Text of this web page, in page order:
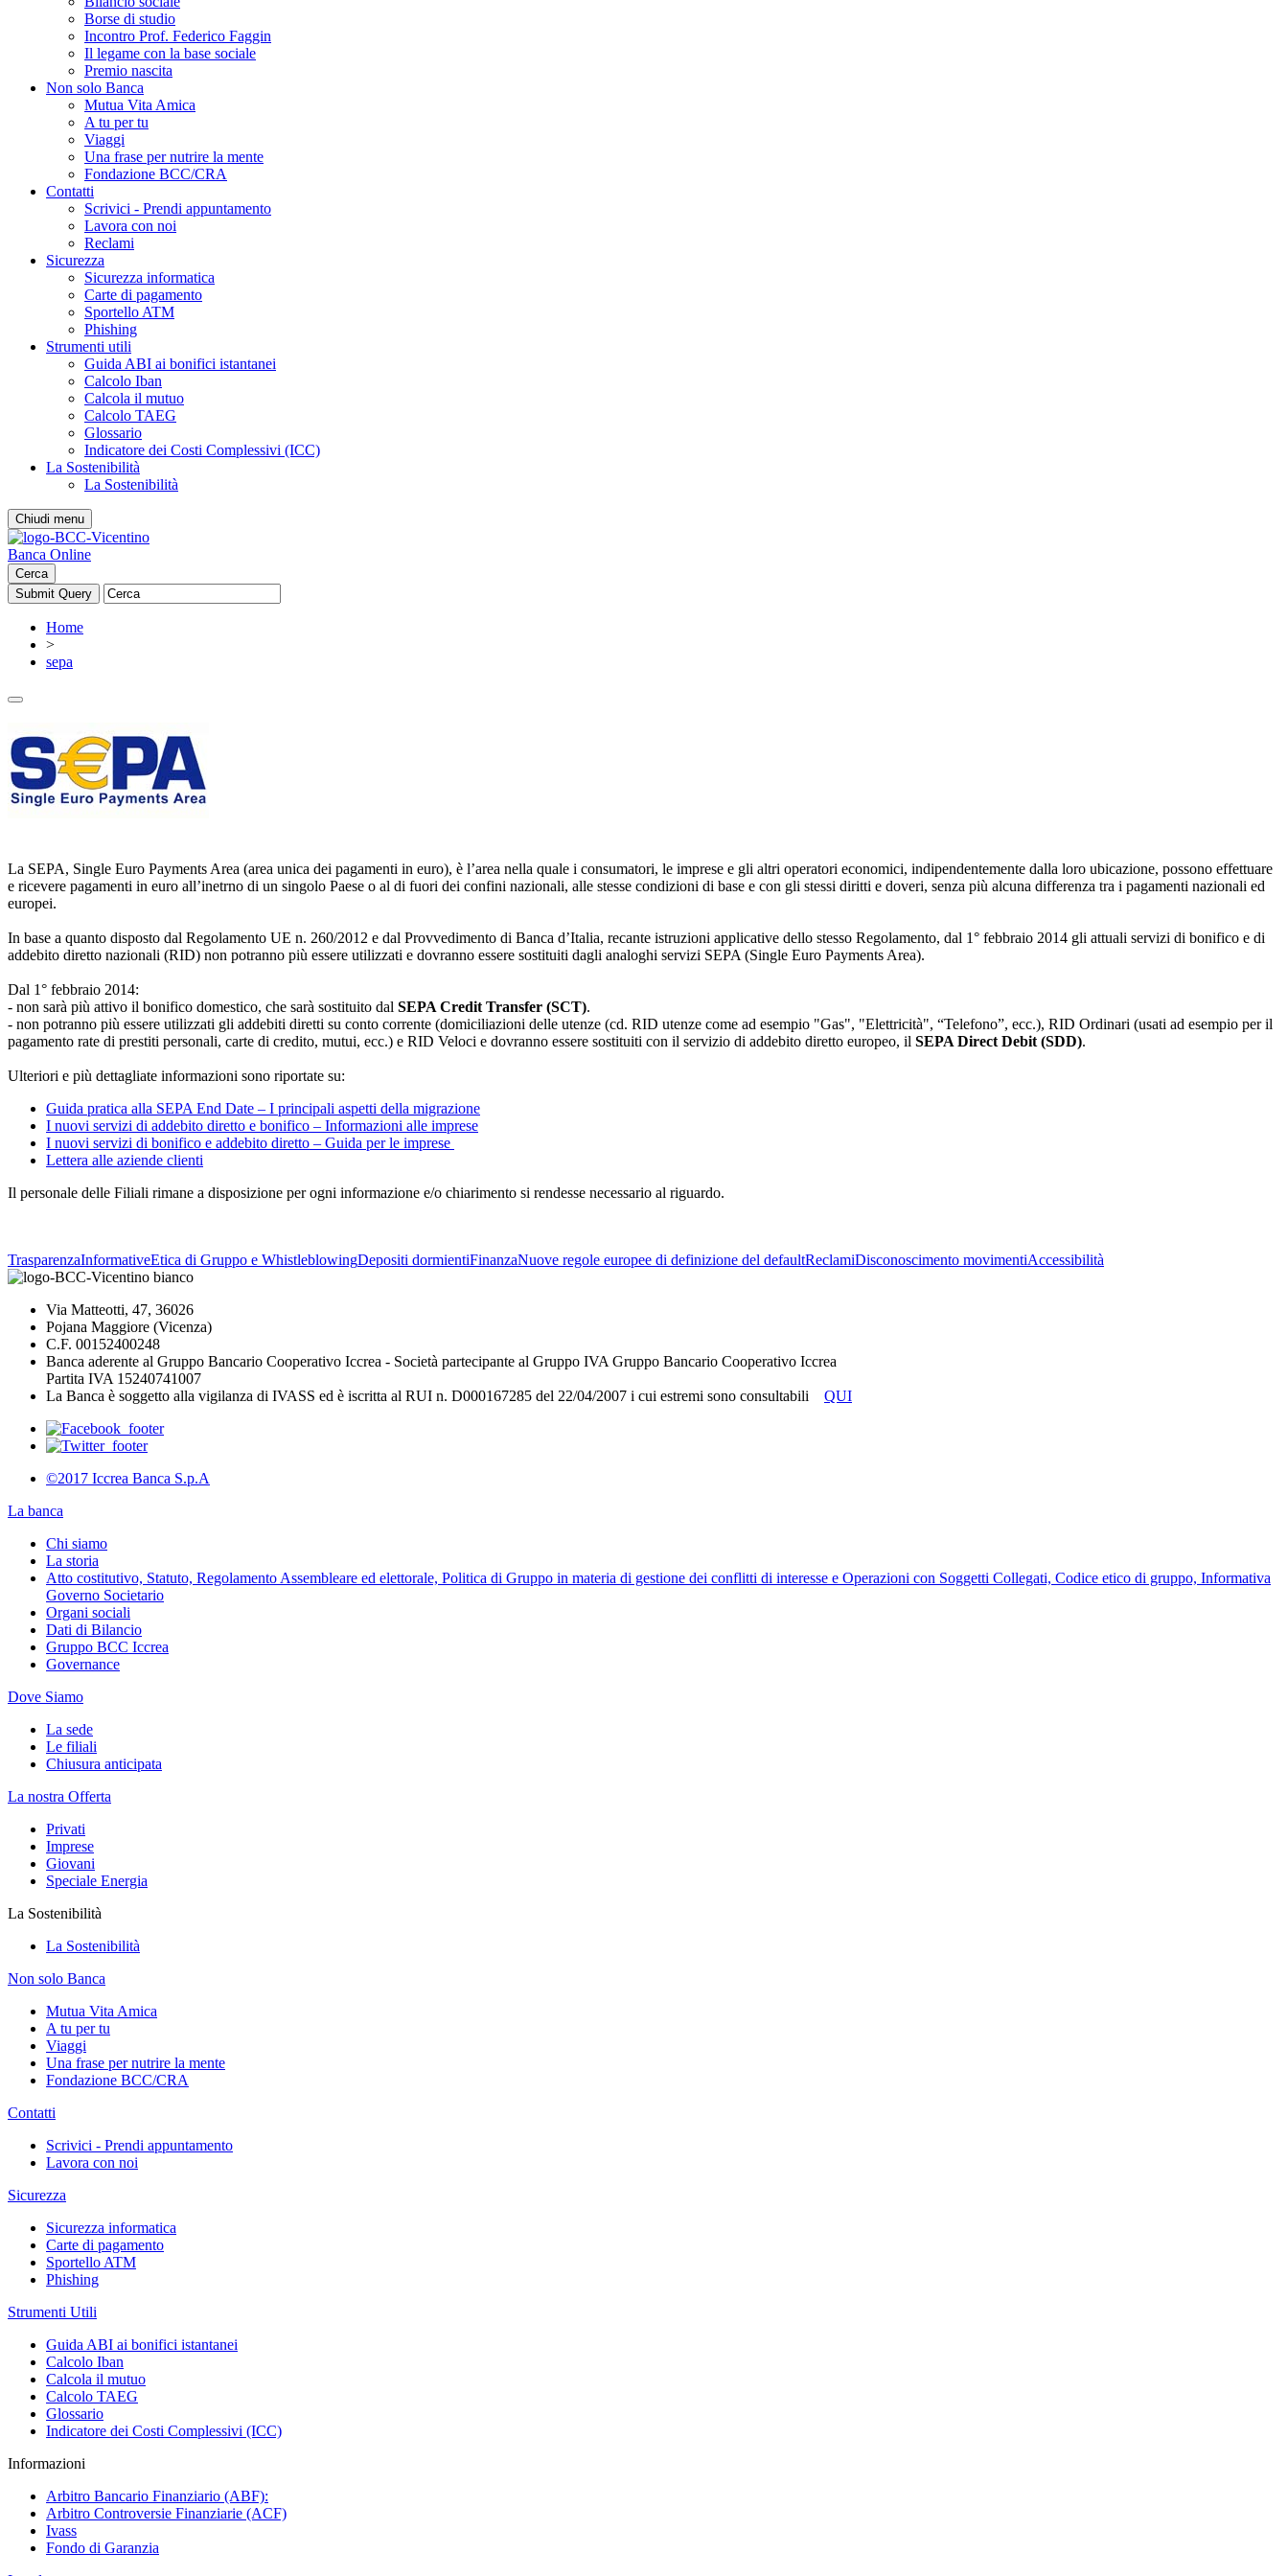
Borse di studio
Incontro Prof. Federico Faggin
Il legame con la base sociale
Premio nascita
Non solo Banca
Mutua Vita Amica
A tu per tu
Viaggi
Una frase per nutrire la mente
Fondazione BCC/CRA
Contatti
Scrivici - Prendi appuntamento
Lavora con noi
Reclami
Sicurezza
Sicurezza informatica
Carte di pagamento
Sportello ATM
Phishing
Strumenti utili
Guida ABI ai bonifici istantanei
Calcolo Iban
Calcola il mutuo
Calcolo TAEG
Glossario
Indicatore dei Costi Complessivi (ICC)
La Sostenibilità
La Sostenibilità
Chiudi menu
Banca Online
Cerca
Home
>
sepa
La SEPA, Single Euro Payments Area (area unica dei pagamenti in euro), è l’area nella quale i consumatori, le imprese e gli altri operatori economici, indipendentemente dalla loro ubicazione, possono effettuare
e ricevere pagamenti in euro all’inetrno di un singolo Paese o al di fuori dei confini nazionali, alle stesse condizioni di base e con gli stessi diritti e doveri, senza più alcuna differenza tra i pagamenti nazionali ed
europei.
In base a quanto disposto dal Regolamento UE n. 260/2012 e dal Provvedimento di Banca d’Italia, recante istruzioni applicative dello stesso Regolamento, dal 1° febbraio 2014 gli attuali servizi di bonifico e di
addebito diretto nazionali (RID) non potranno più essere utilizzati e dovranno essere sostituiti dagli analoghi servizi SEPA (Single Euro Payments Area).
Dal 1° febbraio 2014:
- non sarà più attivo il bonifico domestico, che sarà sostituito dal SEPA Credit Transfer (SCT).
- non potranno più essere utilizzati gli addebiti diretti su conto corrente (domiciliazioni delle utenze (cd. RID utenze come ad esempio "Gas", "Elettricità", “Telefono”, ecc.), RID Ordinari (usati ad esempio per il
pagamento rate di prestiti personali, carte di credito, mutui, ecc.) e RID Veloci e dovranno essere sostituiti con il servizio di addebito diretto europeo, il SEPA Direct Debit (SDD).
Ulteriori e più dettagliate informazioni sono riportate su:
Guida pratica alla SEPA End Date – I principali aspetti della migrazione
I nuovi servizi di addebito diretto e bonifico – Informazioni alle imprese
I nuovi servizi di bonifico e addebito diretto – Guida per le imprese
Lettera alle aziende clienti
Il personale delle Filiali rimane a disposizione per ogni informazione e/o chiarimento si rendesse necessario al riguardo.
TrasparenzaInformativeEtica di Gruppo e WhistleblowingDepositi dormientiFinanzaNuove regole europee di definizione del defaultReclamiDisconoscimento movimentiAccessibilità
Via Matteotti, 47, 36026
Pojana Maggiore (Vicenza)
C.F. 00152400248
Banca aderente al Gruppo Bancario Cooperativo Iccrea - Società partecipante al Gruppo IVA Gruppo Bancario Cooperativo Iccrea
Partita IVA 15240741007
La Banca è soggetto alla vigilanza di IVASS ed è iscritta al RUI n. D000167285 del 22/04/2007 i cui estremi sono consultabili QUI
©2017 Iccrea Banca S.p.A
La banca
Chi siamo
La storia
Atto costitutivo, Statuto, Regolamento Assembleare ed elettorale, Politica di Gruppo in materia di gestione dei conflitti di interesse e Operazioni con Soggetti Collegati, Codice etico di gruppo, Informativa
Governo Societario
Organi sociali
Dati di Bilancio
Gruppo BCC Iccrea
Governance
Dove Siamo
La sede
Le filiali
Chiusura anticipata
La nostra Offerta
Privati
Imprese
Giovani
Speciale Energia
La Sostenibilità
La Sostenibilità
Non solo Banca
Mutua Vita Amica
A tu per tu
Viaggi
Una frase per nutrire la mente
Fondazione BCC/CRA
Contatti
Scrivici - Prendi appuntamento
Lavora con noi
Sicurezza
Sicurezza informatica
Carte di pagamento
Sportello ATM
Phishing
Strumenti Utili
Guida ABI ai bonifici istantanei
Calcolo Iban
Calcola il mutuo
Calcolo TAEG
Glossario
Indicatore dei Costi Complessivi (ICC)
Informazioni
Arbitro Bancario Finanziario (ABF):
Arbitro Controversie Finanziarie (ACF)
Ivass
Fondo di Garanzia